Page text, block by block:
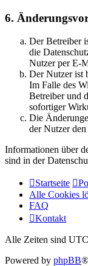
6.
Der Betreiber
die
Nutzer per E-
Der Nutzer ist
Im Falle des
Betreiber und
sofortiger
Die
der Nutzer
Informationen über
sind in der
Startseite
Alle Cookies
FAQ
Kontakt
Alle Zeiten sind
Powered by phpBB